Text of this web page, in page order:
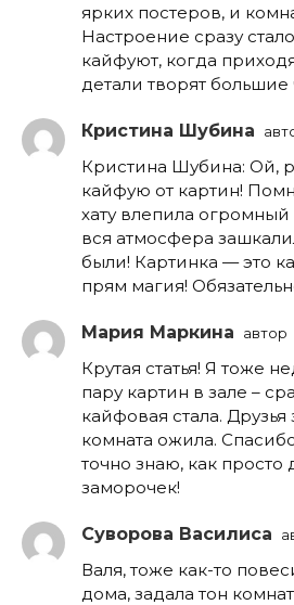
ярких постеров, и
Настроение сразу
кайфуют, когда
детали творят большие
Кристина Шубина
Кристина Шубина: Ой,
кайфую от картин!
хату влепила огромный
вся атмосфера
были! Картинка — это
прям магия!
Мария Маркина автор
Крутая статья! Я тоже
пару картин в зале –
кайфовая стала. Друзья
комната ожила.
точно знаю, как просто
заморочек!
Суворова Василиса
Валя, тоже как-то
дома, задала тон